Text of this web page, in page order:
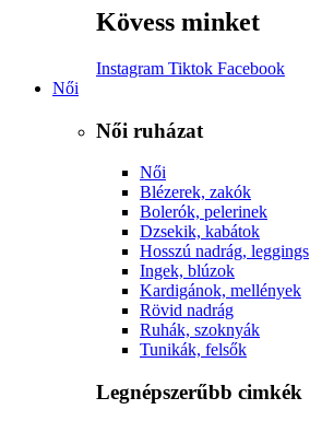
Kövess minket
Instagram Tiktok Facebook
Női
Női ruházat
Női
Blézerek, zakók
Bolerók, pelerinek
Dzsekik, kabátok
Hosszú nadrág, leggings
Ingek, blúzok
Kardigánok, mellények
Rövid nadrág
Ruhák, szoknyák
Tunikák, felsők
Legnépszerűbb cimkék